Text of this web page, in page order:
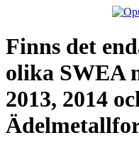
Finns det
olika SWEA
2013, 2014